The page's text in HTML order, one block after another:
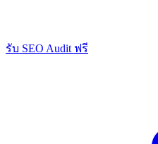
รับ SEO Audit ฟรี